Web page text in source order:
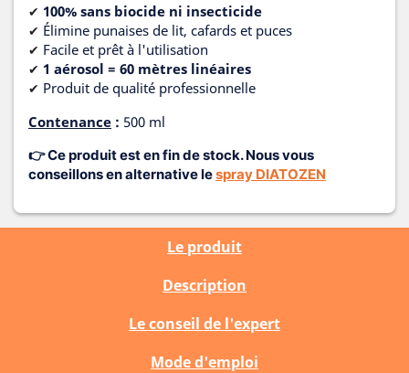
✔ 100% sans biocide ni insecticide
✔ Élimine punaises de lit, cafards et puces
✔ Facile et prêt à l'utilisation
✔ 1 aérosol = 60 mètres linéaires
✔ Produit de qualité professionnelle
Contenance : 500 ml
👉Ce produit est en fin de stock. Nous vous
conseillons en alternative lespray DIATOZEN
Le produit
Description
Le conseil de l'expert
Mode d'emploi